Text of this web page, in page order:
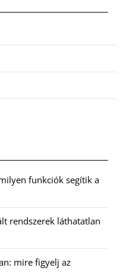
funkciók segítik a
rendszerek láthatatlan
mire figyelj az